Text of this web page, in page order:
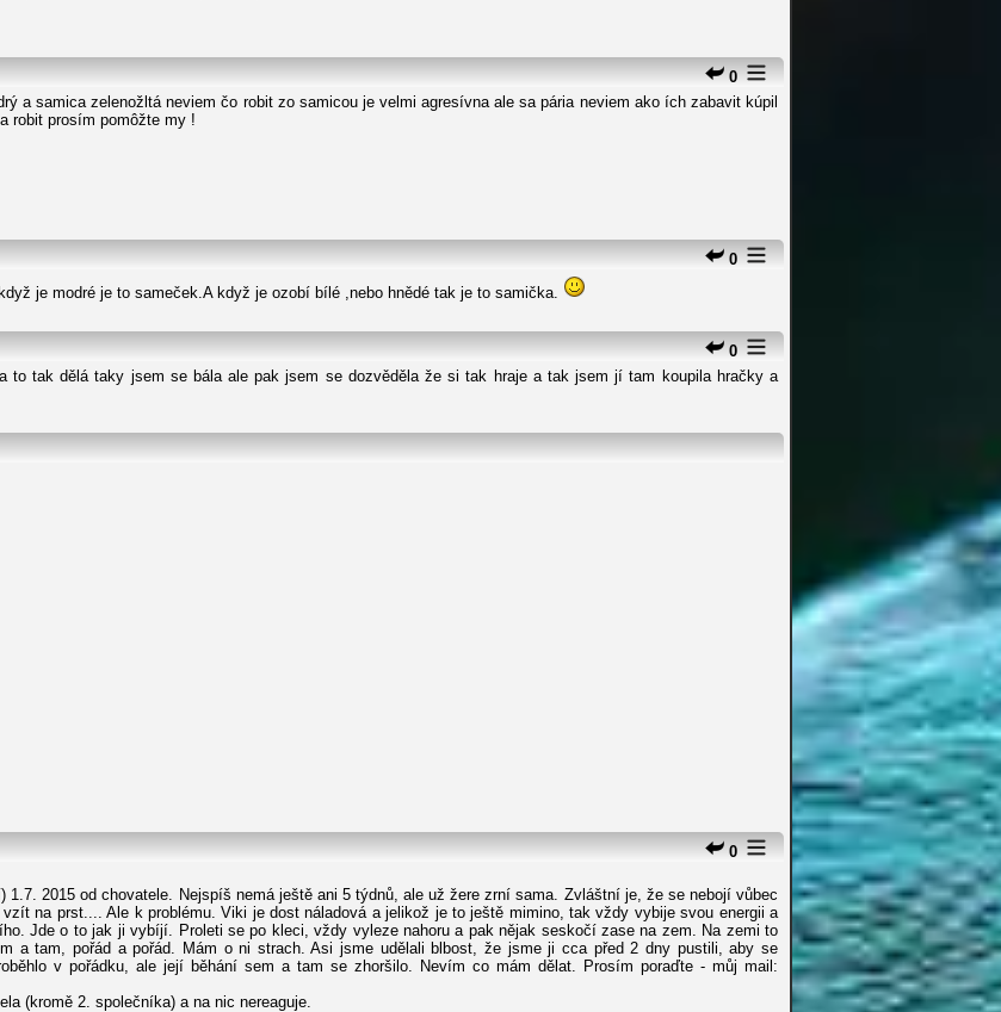
0
a samica zelenožltá neviem čo robit zo samicou je velmi agresívna ale sa pária neviem ako ích zabavit kúpil
robit prosím pomôžte my !
0
je modré je to sameček.A když je ozobí bílé ,nebo hnědé tak je to samička.
0
to tak dělá taky jsem se bála ale pak jsem se dozvěděla že si tak hraje a tak jsem jí tam koupila hračky a
0
2015 od chovatele. Nejspíš nemá ještě ani 5 týdnů, ale už žere zrní sama. Zvláštní je, že se nebojí vůbec
na prst.... Ale k problému. Viki je dost náladová a jelikož je to ještě mimino, tak vždy vybije svou energii a
Jde o to jak ji vybíjí. Proleti se po kleci, vždy vyleze nahoru a pak nějak seskočí zase na zem. Na zemi to
a tam, pořád a pořád. Mám o ni strach. Asi jsme udělali blbost, že jsme ji cca před 2 dny pustili, aby se
v pořádku, ale její běhání sem a tam se zhoršilo. Nevím co mám dělat. Prosím poraďte - můj mail:
(kromě 2. společníka) a na nic nereaguje.